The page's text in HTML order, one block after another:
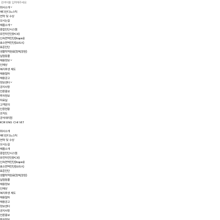
회사소개
메디안디노스틱
연혁 및 수상
오시는길
제품소개
종합진단시스템
유전자진단(PCR)
신속면역진단(Rapid)
효소면역진단(ELISA)
표준진단
생물학적원료(항체,항원)
실험동물
채용정보
인재상
복리후생 제도
채용절차
채용공고
정보센터
공지사항
언론홍보
투자정보
자료실
고객문의
인증현황
조직도
공식대리점
KOR ENG CHI VET
회사소개
메디안디노스틱
연혁 및 수상
오시는길
제품소개
종합진단시스템
유전자진단(PCR)
신속면역진단(Rapid)
효소면역진단(ELISA)
표준진단
생물학적원료(항체,항원)
실험동물
채용정보
인재상
복리후생 제도
채용절차
채용공고
정보센터
공지사항
언론홍보